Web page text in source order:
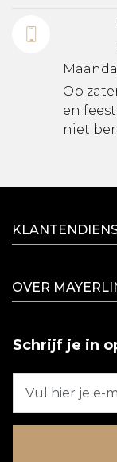
Op
en
niet
OVER
Schrijf je in